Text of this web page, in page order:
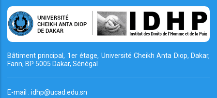
Bâtiment principal, 1er étage, Université CheikhAnta Diop, Dakar,
Fann, BP 5005 Dakar, Sénégal
E-mail : idhp@ucad.edu.sn